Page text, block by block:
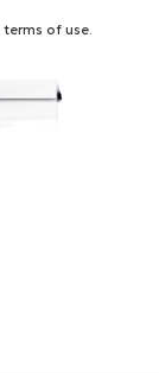
terms of use.